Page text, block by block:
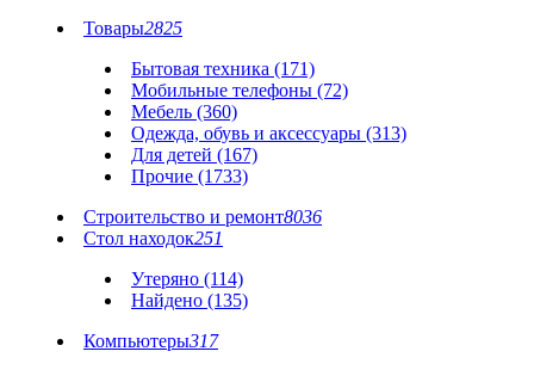
Товары2825
Бытовая техника (171)
Мобильные телефоны (72)
Мебель (360)
Одежда, обувь и аксессуары (313)
Для детей (167)
Прочие (1733)
Строительство и ремонт8036
Стол находок251
Утеряно (114)
Найдено (135)
Компьютеры317